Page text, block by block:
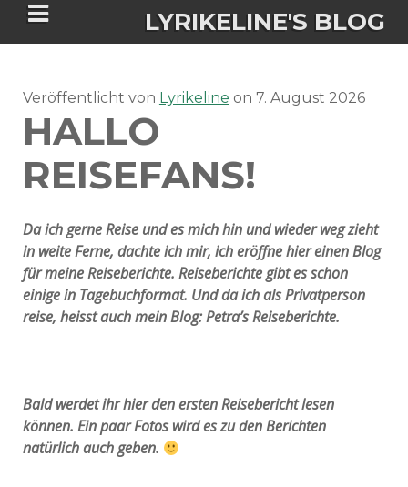
LYRIKELINE'S BLOG
Tania Morgan's Blog über alles, was
sie im Leben bewegt.
IGASHO UND CHIMALIS KAYA
NIEMALS FÜR IMMER (ROMAN)
NIGHTMARES
BÜCHERSHOPS
DATENSCHUTZERKLÄRUNG
IMPRESSUM
Veröffentlicht von Lyrikeline on 7. August 2026
HALLO
REISEFANS!
Da ich gerne Reise und es mich hin und wieder weg zieht
in weite Ferne, dachte ich mir, ich eröffne hier einen Blog
für meine Reiseberichte. Reiseberichte gibt es schon
einige in Tagebuchformat. Und da ich als Privatperson
reise, heisst auch mein Blog: Petra’s Reiseberichte.
Bald werdet ihr hier den ersten Reisebericht lesen
können. Ein paar Fotos wird es zu den Berichten
natürlich auch geben.